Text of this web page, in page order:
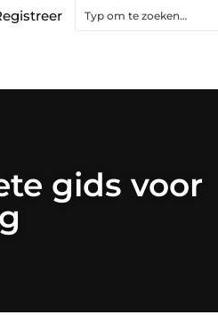
gids voor